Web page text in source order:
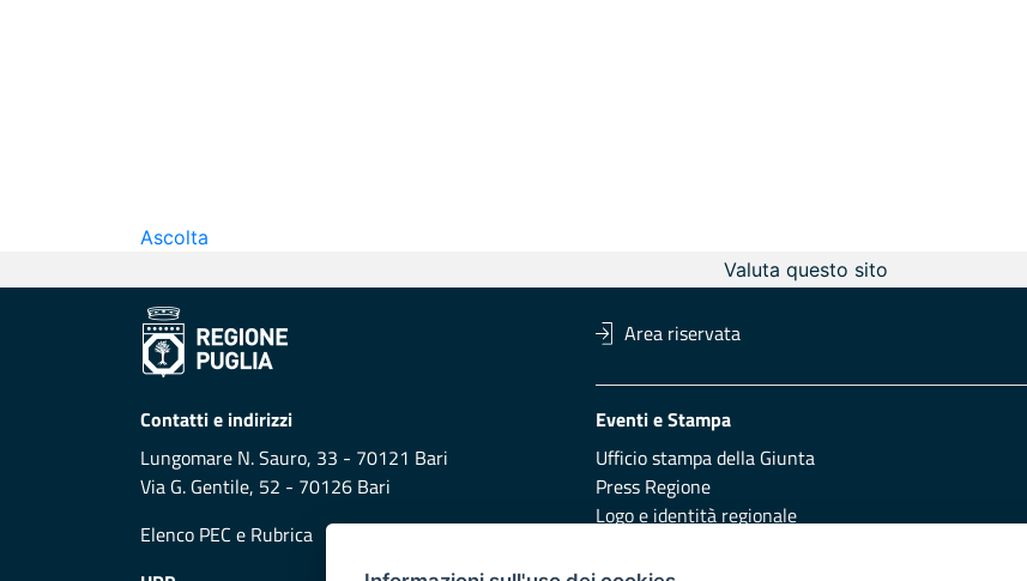
Ascolta
Valuta questo sito
Area riservata
Contatti e indirizzi
Lungomare N. Sauro, 33 - 70121 Bari
Via G. Gentile, 52 - 70126 Bari
Elenco PEC e Rubrica
Eventi e Stampa
Ufficio stampa della Giunta
Press Regione
Logo e identità regionale